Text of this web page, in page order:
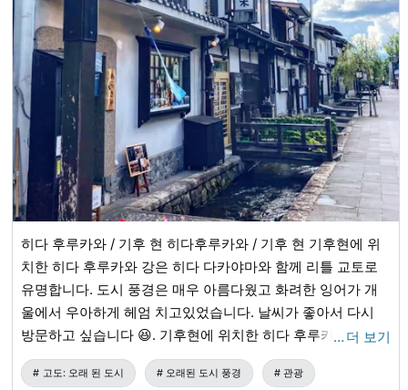
히다 후루카와 / 기후 현 히다후루카와 / 기후 현 기후현에 위
치한 히다 후루카와 강은 히다 다카야마와 함께 리틀 교토로
유명합니다. 도시 풍경은 매우 아름다웠고 화려한 잉어가 개
울에서 우아하게 헤엄 치고있었습니다. 날씨가 좋아서 다시
방문하고 싶습니다 😆. 기후현에 위치한 히다 후루카와는 히
다 다카야마와 함께 "리틀 교토"로 유명합니다. 마을은 매우
아름답고 개울에서 우아하게 수영하는 화려한 잉어가있었습
… 더 보기
고도: 오래 된 도시 오래된 도시 풍경 관광